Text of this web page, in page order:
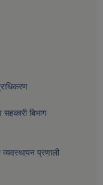
सहकारी बिभाग
व्यवस्थापन प्रणाली